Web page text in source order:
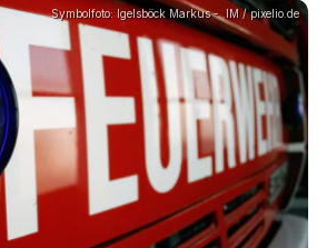
Symbolfoto: Igelsböck Markus - .IM / pixelio.de